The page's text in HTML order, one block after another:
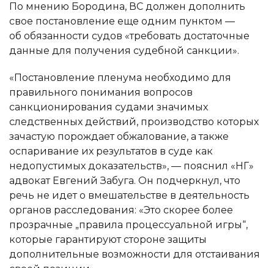
По мнению Бородина, ВС должен дополнить
свое постановление еще одним пунктом —
об обязанности судов «требовать достаточные
данные для получения судебной санкции».
«Постановление пленума необходимо для
правильного понимания вопросов
санкционирования судами значимых
следственных действий, производство которых
зачастую порождает обжалование, а также
оспаривание их результатов в суде как
недопустимых доказательств», — пояснил «НГ»
адвокат Евгений Забуга. Он подчеркнул, что
речь не идет о вмешательстве в деятельность
органов расследования: «Это скорее более
прозрачные „правила процессуальной игры“,
которые гарантируют стороне защиты
дополнительные возможности для отстаивания
Выберите офис